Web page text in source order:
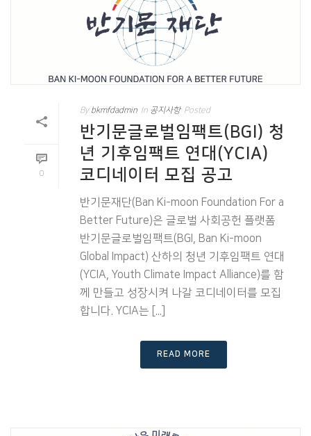
0
By bkmfdadmin In 공지사항 Posted
반기문글로벌임팩트(BGI) 청
년 기후임팩트 연대(YCIA)
코디네이터 모집 공고
반기문재단(Ban Ki-moon Foundation For a
Better Future)은 글로벌 사회공헌 플랫폼
반기문글로벌임팩트(BGI, Ban Ki-moon
Global Impact) 산하의 청년 기후임팩트 연대
(YCIA, Youth Climate Impact Alliance)를 함
께 만들고 성장시켜 나갈 코디네이터를 모집
합니다. YCIA는 [...]
READ MORE